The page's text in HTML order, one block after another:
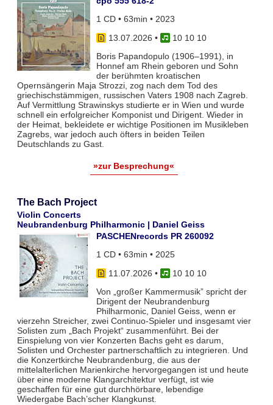
1 CD • 63min • 2023
13.07.2026 •
10 10 10
Boris Papandopulo (1906–1991), in
Honnef am Rhein geboren und Sohn
der berühmten kroatischen
Opernsängerin Maja Strozzi, zog nach dem Tod des
griechischstämmigen, russischen Vaters 1908 nach Zagreb.
Auf Vermittlung Strawinskys studierte er in Wien und wurde
schnell ein erfolgreicher Komponist und Dirigent. Wieder in
der Heimat, bekleidete er wichtige Positionen im Musikleben
Zagrebs, war jedoch auch öfters in beiden Teilen
Deutschlands zu Gast.
»zur Besprechung«
The Bach Project
Violin Concerts
Neubrandenburg Philharmonic | Daniel Geiss
PASCHENrecords PR 260092
1 CD • 63min • 2025
11.07.2026 •
10 10 10
Von „großer Kammermusik” spricht der
Dirigent der Neubrandenburg
Philharmonic, Daniel Geiss, wenn er
vierzehn Streicher, zwei Continuo-Spieler und insgesamt vier
Solisten zum „Bach Projekt“ zusammenführt. Bei der
Einspielung von vier Konzerten Bachs geht es darum,
Solisten und Orchester partnerschaftlich zu integrieren. Und
die Konzertkirche Neubrandenburg, die aus der
mittelalterlichen Marienkirche hervorgegangen ist und heute
über eine moderne Klangarchitektur verfügt, ist wie
geschaffen für eine gut durchhörbare, lebendige
Wiedergabe Bach’scher Klangkunst.